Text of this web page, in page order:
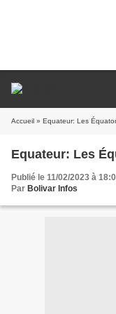
Accueil » Equateur: Les
Equateur: Les
Publié le 11/02/2023 à
Par Bolivar Infos